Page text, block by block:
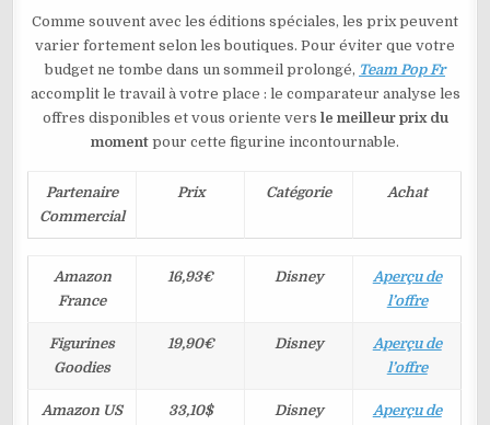
Comme souvent avec les éditions spéciales, les prix peuvent
varier fortement selon les boutiques. Pour éviter que votre
budget ne tombe dans un sommeil prolongé, Team Pop Fr
accomplit le travail à votre place : le comparateur analyse les
offres disponibles et vous oriente vers le meilleur prix du
moment pour cette figurine incontournable.
Partenaire
Commercial
Prix Catégorie Achat
Amazon
France
16,93€ Disney
Aperçu de
l’offre
Figurines
Goodies
19,90€ Disney
Aperçu de
l’offre
Amazon US 33,10$ Disney
Aperçu de